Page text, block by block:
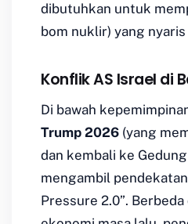
dibutuhkan untuk
bom nuklir) yang nyaris
Konflik AS Israel di
Di bawah
Trump 2026 (yang
dan kembali ke
mengambil pendekatan
Pressure 2.0”.